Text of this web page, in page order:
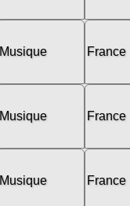
Musique France
Musique France
Musique France